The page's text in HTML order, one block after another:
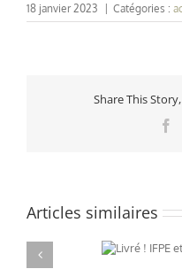
18 janvier 2023 Catégories :
Share This
Articles similaires
Livré !